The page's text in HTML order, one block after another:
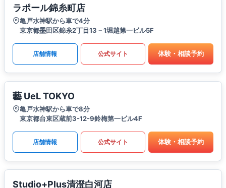
ラポール錦糸町店
亀戸水神駅から車で4分
東京都墨田区錦糸2丁目13－1堀越第一ビル5F
店舗情報 公式サイト 体験・相談予約
藝 UeL TOKYO
亀戸水神駅から車で8分
東京都台東区蔵前3-12-9鈴梅第一ビル4F
店舗情報 公式サイト 体験・相談予約
Studio+Plus清澄白河店